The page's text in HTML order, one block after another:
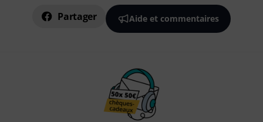
Partager Aide et commentaires